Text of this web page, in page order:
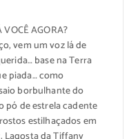
AGORA?
vem um voz lá de
base na Terra
piada… como
borbulhante do
pó de estrela cadente
estilhaçados em